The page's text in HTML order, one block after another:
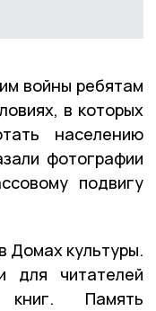
войны ребятам
в которых
населению
фотографии
подвигу
Домах культуры.
для читателей
книг. Память